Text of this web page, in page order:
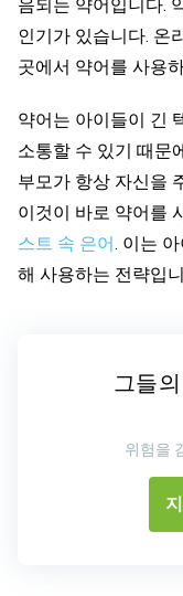
음되는 약어입니다.
인기가 있습니다. 온
곳에서 약어를 사용
약어는 아이들이 긴
소통할 수 있기 때문
부모가 항상 자신을
이것이 바로 약어를
스트 속 은어. 이는
해 사용하는 전략입
그들
위험을